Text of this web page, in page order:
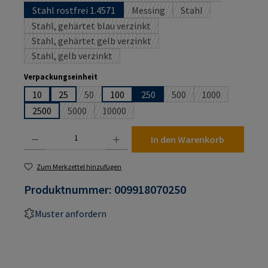
Stahl rostfrei 1.4571 Messing(Diese Option ist zurzeit nicht
Stahl(Diese Option ist
Stahl, gehärtet blau verzinkt(Diese Option ist zurzeit nicht verfügbar.)
Stahl, gehärtet gelb verzinkt(Diese Option ist zurzeit nicht verfügbar.)
Stahl, gelb verzinkt(Diese Option ist zurzeit nicht verfügbar.)
Verpackungseinheit
10 25 50(Diese Option ist zurzeit nicht verfügbar.)
100 250 500(Diese Option ist zurzeit
1000(Diese Option
2500 5000(Diese Option ist zurzeit nicht verfügbar.)
10000(Diese Option ist zurzeit nicht verfügbar.)
In den Warenkorb
Zum Merkzettel hinzufügen
Produktnummer: 009918070250
Muster anfordern